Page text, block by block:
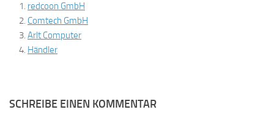
redcoon GmbH
Comtech GmbH
Arlt Computer
Händler
SCHREIBE EINEN KOMMENTAR